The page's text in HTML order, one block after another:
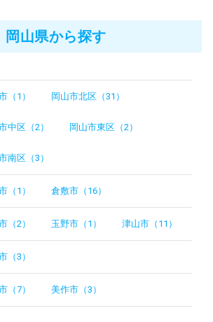
岡山県から探す
（1） 岡山市北区（31）
中区（2） 岡山市東区（2）
南区（3）
（1） 倉敷市（16）
（2） 玉野市（1） 津山市（11）
（3）
（7） 美作市（3）